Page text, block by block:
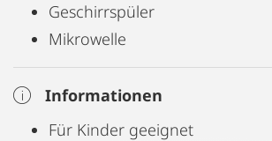
Geschirrspüler
Mikrowelle
Informationen
Für Kinder geeignet